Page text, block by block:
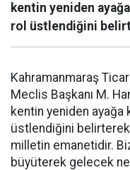
kentin yeniden
rol üstlendiğini
Kahramanmaraş
Meclis Başkanı M.
kentin yeniden ayağa
üstlendiğini
milletin emanetidir.
büyüterek gelecek